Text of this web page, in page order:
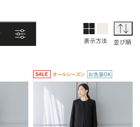
表示方法
1列表示
並び順